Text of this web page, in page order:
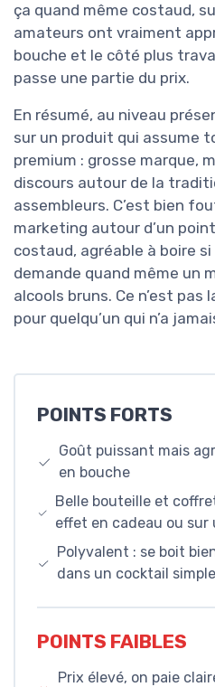
ça quand même costaud,
amateurs ont vraiment
bouche et le côté plus
passe une partie du prix.
En résumé, au niveau
sur un produit qui assume
premium : grosse marque,
discours autour de la
assembleurs. C’est bien
marketing autour d’un
costaud, agréable à boire
demande quand même un
alcools bruns. Ce n’est pas
pour quelqu’un qui n’a
POINTS FORTS
Goût puissant mais
en bouche
Belle bouteille et
effet en cadeau ou sur
Polyvalent : se boit
dans un cocktail simple
POINTS FAIBLES
Prix élevé, on paie